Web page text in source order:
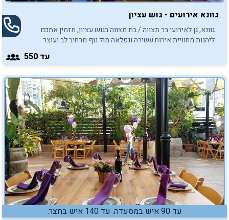
גוונא אירועים - גוש עציון
גוונא, גן לאירועי בר מצווה / בת מצווה בגוש עציון, מזמין אתכם
ליהנות מחוויית אירוח עשירה ונפלאה מול נוף מרחיב לב ועוצר
עד 550
עד 90 איש במסעדה. עד 140 איש בחצר.